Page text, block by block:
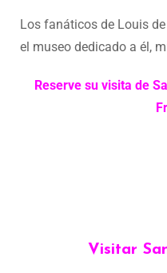
Los fanáticos de Louis
el museo dedicado a él,
Reserve su visita de
Visitar